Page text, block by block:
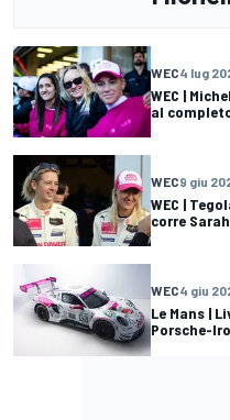
WEC4 lug
WEC |
al
WEC9 giu
WEC |
corre
WEC4 giu
Le Mans |
Porsche-